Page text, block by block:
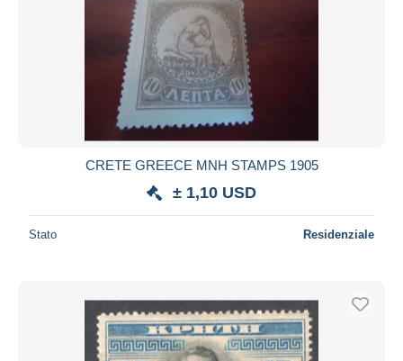
CRETE GREECE MNH STAMPS 1905
± 1,10 USD
Stato Residenziale